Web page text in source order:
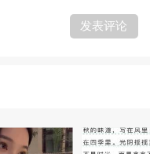
发表评论